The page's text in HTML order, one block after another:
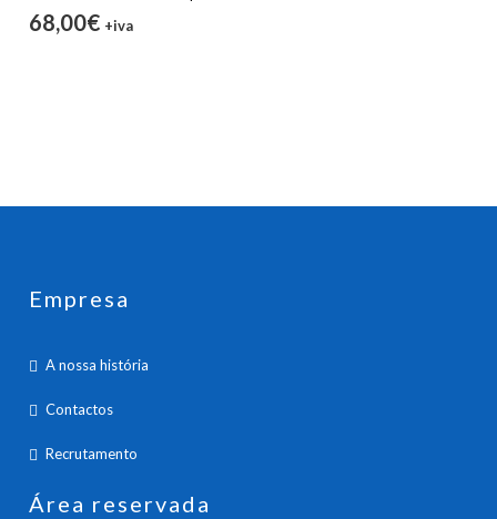
68,00€ +iva
Empresa
A nossa história
Contactos
Recrutamento
Área reservada